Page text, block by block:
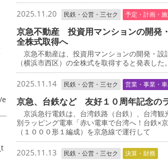
2025.11.20 民鉄・公営・三セク 予定・計画・
京急不動産 投資用マンションの開発
全株式取得へ
京急不動産は、投資用マンションの開発・設
（横浜市西区）の全株式を取得すると発表した
2025.11.14 民鉄・公営・三セク 営業・事業・
京急、台鉄など 友好１０周年記念の
京浜急行電鉄は、台湾鉄路（台鉄）、台湾観
別ラッピング電車「赤い電車で台湾へ！台鉄×
（１０００形１編成）を京急線で運行して
2025.11.13 民鉄・公営・三セク 決算・財務